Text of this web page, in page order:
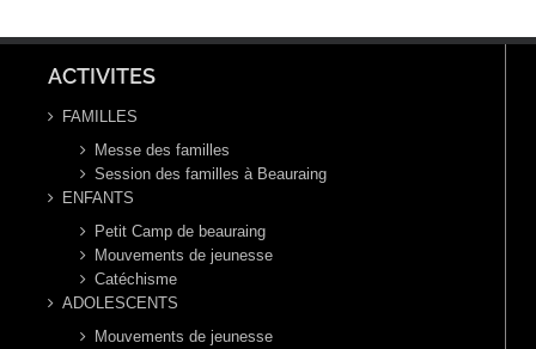
ACTIVITES
FAMILLES
Messe des familles
Session des familles à Beauraing
ENFANTS
Petit Camp de beauraing
Mouvements de jeunesse
Catéchisme
ADOLESCENTS
Mouvements de jeunesse